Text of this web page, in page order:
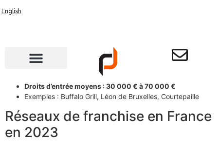
English
Droits d’entrée moyens : 30 000 € à 70 000 €
Exemples : Buffalo Grill, Léon de Bruxelles, Courtepaille
Réseaux de franchise en France
en 2023